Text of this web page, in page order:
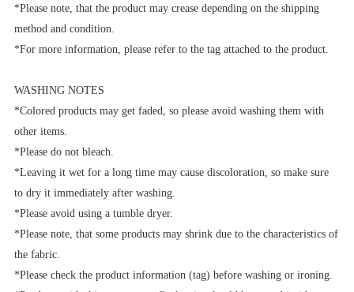
*Please note, that the product may crease depending on the shipping
method and condition.
*For more information, please refer to the tag attached to the product.
WASHING NOTES
*Colored products may get faded, so please avoid washing them with
other items.
*Please do not bleach.
*Leaving it wet for a long time may cause discoloration, so make sure
to dry it immediately after washing.
*Please avoid using a tumble dryer.
*Please note, that some products may shrink due to the characteristics of
the fabric.
*Please check the product information (tag) before washing or ironing.